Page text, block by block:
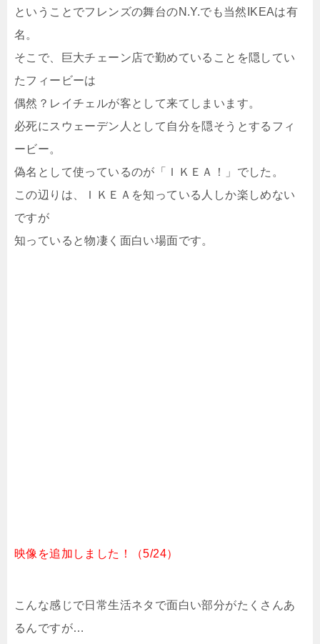
ということでフレンズの舞台のN.Y.でも当然IKEAは有
名。
そこで、巨大チェーン店で勤めていることを隠してい
たフィービーは
偶然？レイチェルが客として来てしまいます。
必死にスウェーデン人として自分を隠そうとするフィ
ービー。
偽名として使っているのが「ＩＫＥＡ！」でした。
この辺りは、ＩＫＥＡを知っている人しか楽しめない
ですが
知っていると物凄く面白い場面です。
映像を追加しました！（5/24）
こんな感じで日常生活ネタで面白い部分がたくさんあ
るんですが…